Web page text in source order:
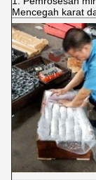
Mencegah karat